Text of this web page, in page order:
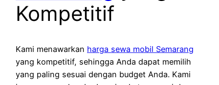
Kompetitif
Kami menawarkan harga sewa mobil Semarang
yang kompetitif, sehingga Anda dapat memilih
yang paling sesuai dengan budget Anda. Kami